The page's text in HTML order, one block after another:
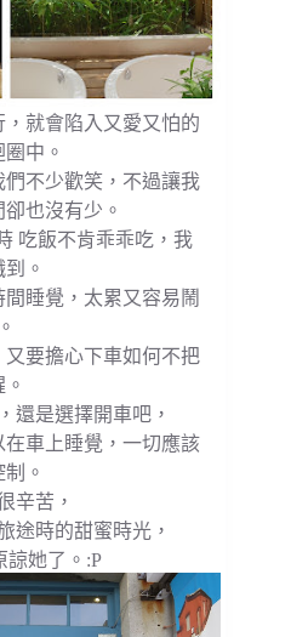
就會陷入又愛又怕的
中。
不少歡笑，不過讓我
也沒有少。
吃飯不肯乖乖吃，我
。
睡覺，太累又容易鬧
要擔心下車如何不把
還是選擇開車吧，
車上睡覺，一切應該
。
辛苦，
途時的甜蜜時光，
諒她了。:P